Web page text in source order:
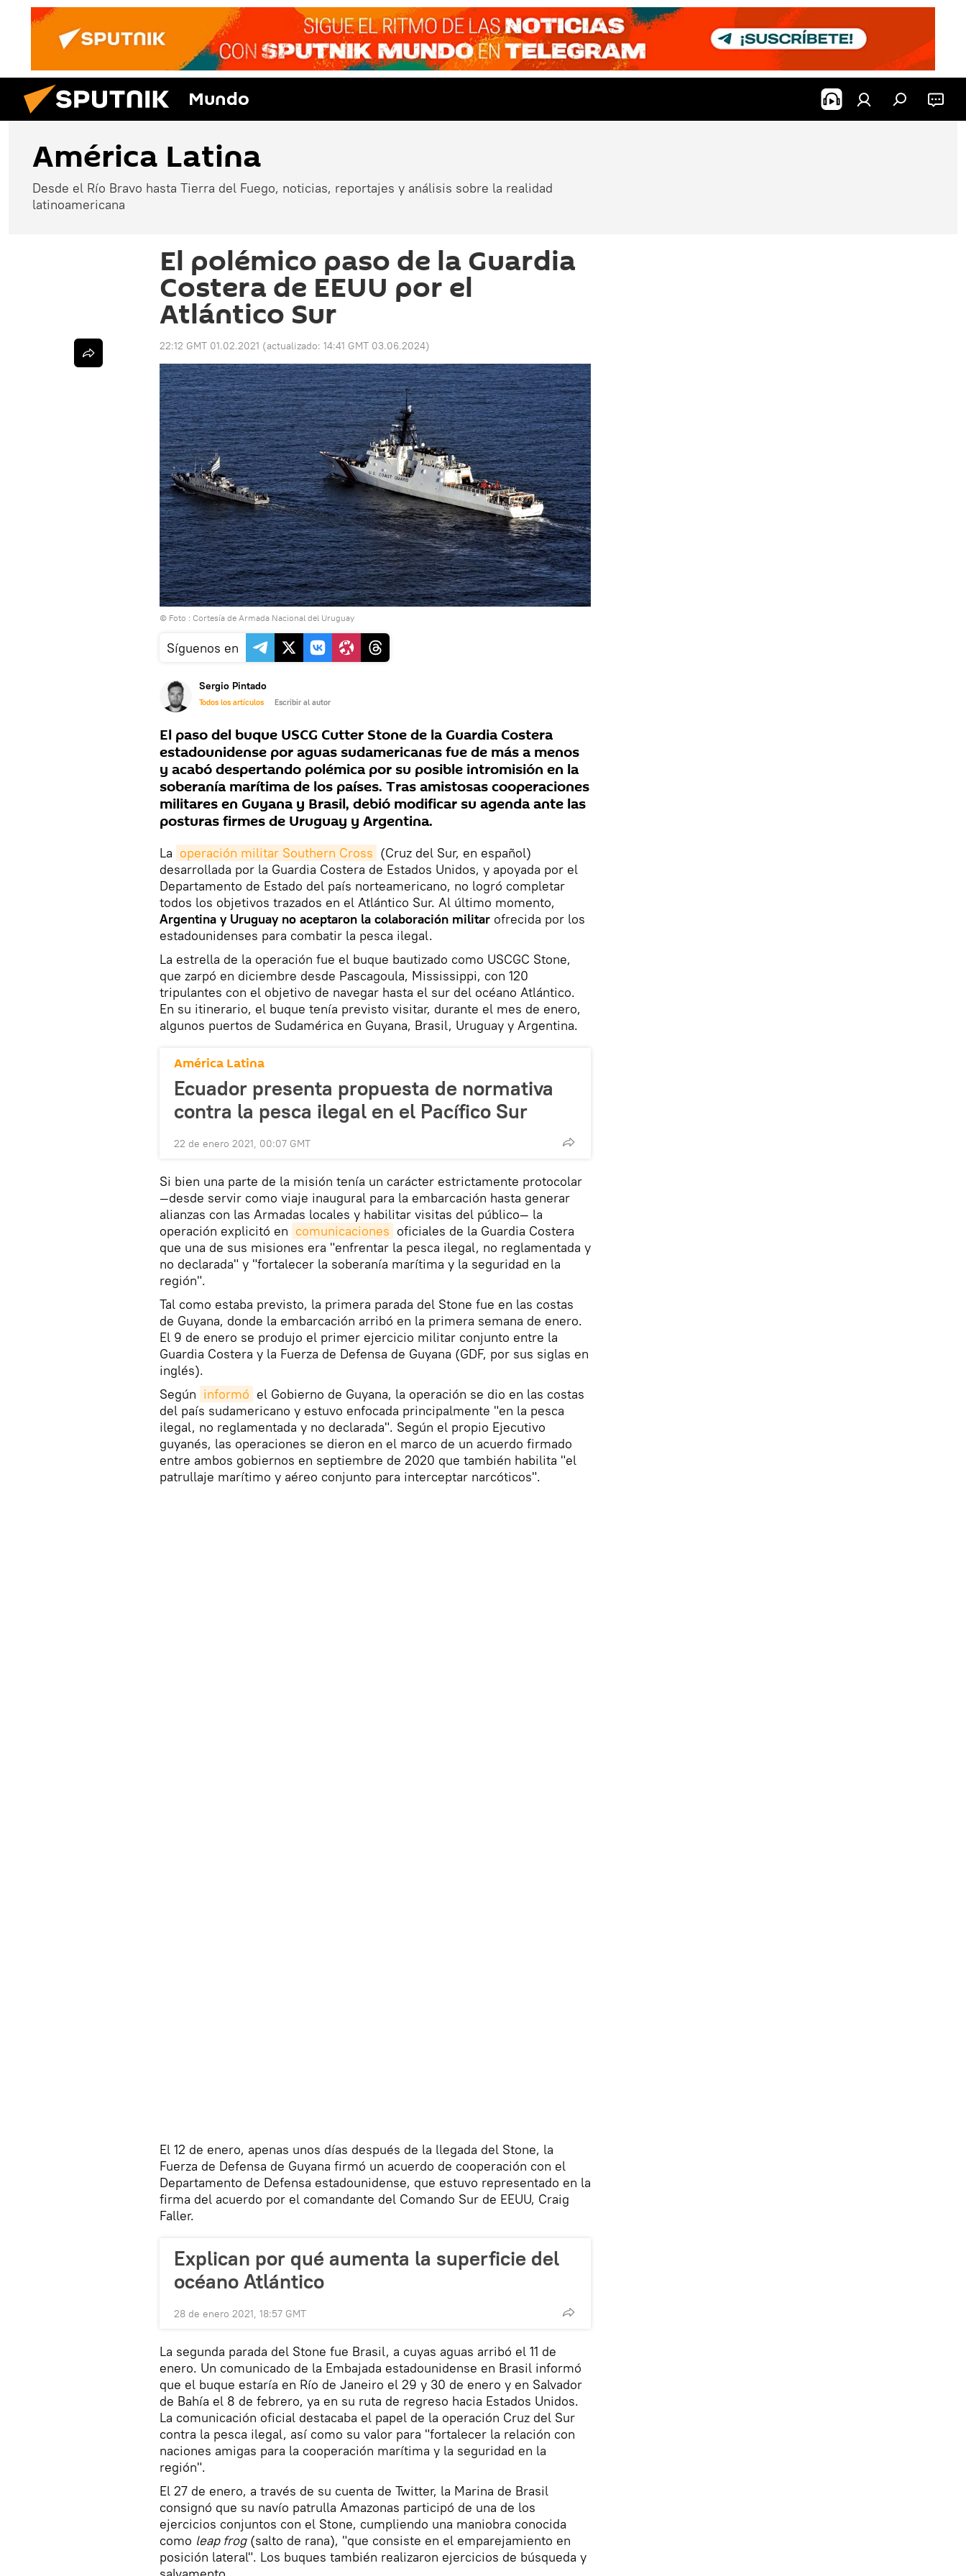
Mundo
América Latina
Desde el Río Bravo hasta Tierra del Fuego, noticias, reportajes y análisis sobre la realidad
latinoamericana
El polémico paso de la Guardia
Costera de EEUU por el
Atlántico Sur
22:12 GMT 01.02.2021 (actualizado: 14:41 GMT 03.06.2024)
© Foto : Cortesía de Armada Nacional del Uruguay
Síguenos en
Sergio Pintado
Todos los artículos Escribir al autor
El paso del buque USCG Cutter Stone de la Guardia Costera
estadounidense por aguas sudamericanas fue de más a menos
y acabó despertando polémica por su posible intromisión en la
soberanía marítima de los países. Tras amistosas cooperaciones
militares en Guyana y Brasil, debió modificar su agenda ante las
posturas firmes de Uruguay y Argentina.
La operación militar Southern Cross (Cruz del Sur, en español)
desarrollada por la Guardia Costera de Estados Unidos, y apoyada por el
Departamento de Estado del país norteamericano, no logró completar
todos los objetivos trazados en el Atlántico Sur. Al último momento,
Argentina y Uruguay no aceptaron la colaboración militar ofrecida por los
estadounidenses para combatir la pesca ilegal.
La estrella de la operación fue el buque bautizado como USCGC Stone,
que zarpó en diciembre desde Pascagoula, Mississippi, con 120
tripulantes con el objetivo de navegar hasta el sur del océano Atlántico.
En su itinerario, el buque tenía previsto visitar, durante el mes de enero,
algunos puertos de Sudamérica en Guyana, Brasil, Uruguay y Argentina.
América Latina
Ecuador presenta propuesta de normativa
contra la pesca ilegal en el Pacífico Sur
22 de enero 2021, 00:07 GMT
Si bien una parte de la misión tenía un carácter estrictamente protocolar
—desde servir como viaje inaugural para la embarcación hasta generar
alianzas con las Armadas locales y habilitar visitas del público— la
operación explicitó en comunicaciones oficiales de la Guardia Costera
que una de sus misiones era "enfrentar la pesca ilegal, no reglamentada y
no declarada" y "fortalecer la soberanía marítima y la seguridad en la
región".
Tal como estaba previsto, la primera parada del Stone fue en las costas
de Guyana, donde la embarcación arribó en la primera semana de enero.
El 9 de enero se produjo el primer ejercicio militar conjunto entre la
Guardia Costera y la Fuerza de Defensa de Guyana (GDF, por sus siglas en
inglés).
Según informó el Gobierno de Guyana, la operación se dio en las costas
del país sudamericano y estuvo enfocada principalmente "en la pesca
ilegal, no reglamentada y no declarada". Según el propio Ejecutivo
guyanés, las operaciones se dieron en el marco de un acuerdo firmado
entre ambos gobiernos en septiembre de 2020 que también habilita "el
patrullaje marítimo y aéreo conjunto para interceptar narcóticos".
El 12 de enero, apenas unos días después de la llegada del Stone, la
Fuerza de Defensa de Guyana firmó un acuerdo de cooperación con el
Departamento de Defensa estadounidense, que estuvo representado en la
firma del acuerdo por el comandante del Comando Sur de EEUU, Craig
Faller.
Explican por qué aumenta la superficie del
océano Atlántico
28 de enero 2021, 18:57 GMT
La segunda parada del Stone fue Brasil, a cuyas aguas arribó el 11 de
enero. Un comunicado de la Embajada estadounidense en Brasil informó
que el buque estaría en Río de Janeiro el 29 y 30 de enero y en Salvador
de Bahía el 8 de febrero, ya en su ruta de regreso hacia Estados Unidos.
La comunicación oficial destacaba el papel de la operación Cruz del Sur
contra la pesca ilegal, así como su valor para "fortalecer la relación con
naciones amigas para la cooperación marítima y la seguridad en la
región".
El 27 de enero, a través de su cuenta de Twitter, la Marina de Brasil
consignó que su navío patrulla Amazonas participó de una de los
ejercicios conjuntos con el Stone, cumpliendo una maniobra conocida
como leap frog(salto de rana), "que consiste en el emparejamiento en
posición lateral". Los buques también realizaron ejercicios de búsqueda y